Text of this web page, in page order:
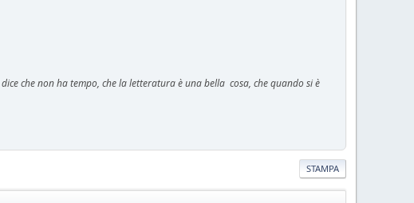
che non ha tempo, che la letteratura è una bella cosa, che quando si è
STAMPA